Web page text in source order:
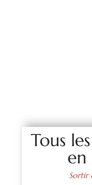
Tous
en
Sortir